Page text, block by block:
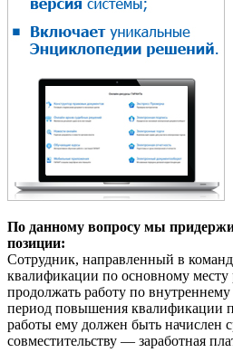
По данному вопросу мы
позиции:
Сотрудник, направленный в
квалификации по основному месту
продолжать работу по внутреннему
период повышения квалификации
работы ему должен быть начислен
совместительству — заработная